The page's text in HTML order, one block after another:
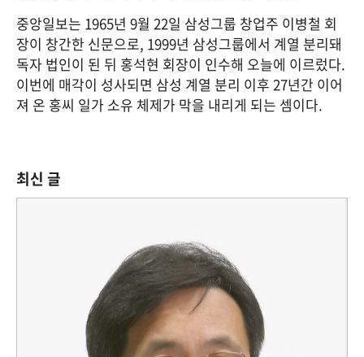
중앙일보는 1965년 9월 22일 삼성그룹 창업주 이병철 회
장이 창간한 신문으로, 1999년 삼성그룹에서 계열 분리돼
독자 법인이 된 뒤 홍석현 회장이 인수해 오늘에 이르렀다.
이번에 매각이 성사되면 삼성 계열 분리 이후 27년간 이어
져 온 홍씨 일가 소유 체제가 막을 내리게 되는 셈이다.
최신 글